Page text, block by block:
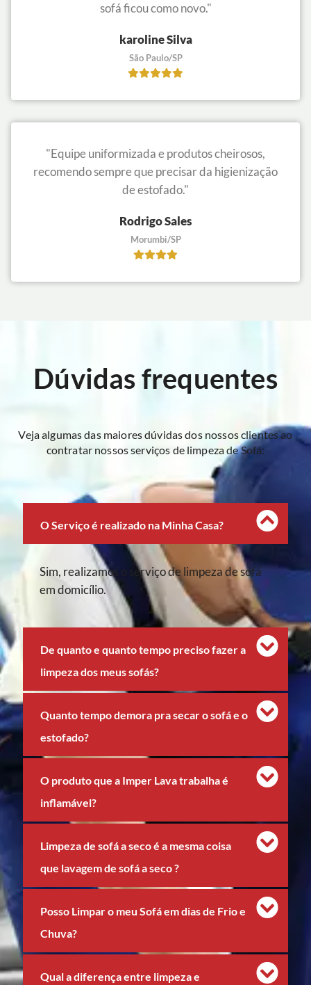
sofá ficou como novo."
karoline Silva
São Paulo/SP
"Equipe uniformizada e produtos cheirosos,
recomendo sempre que precisar da higienização
de estofado."
Rodrigo Sales
Morumbi/SP
Dúvidas frequentes
Veja algumas das maiores dúvidas dos nossos clientes ao
contratar nossos serviços de limpeza de Sofá:
O Serviço é realizado na Minha Casa?
Sim, realizamos o serviço de limpeza de sofá
em domicílio.
De quanto e quanto tempo preciso fazer a
limpeza dos meus sofás?
Quanto tempo demora pra secar o sofá e o
estofado?
O produto que a Imper Lava trabalha é
inflamável?
Limpeza de sofá a seco é a mesma coisa
que lavagem de sofá a seco ?
Posso Limpar o meu Sofá em dias de Frio e
Chuva?
Qual a diferença entre limpeza e